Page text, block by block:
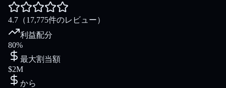
4.7 （17,775件のレビュー）
利益配分
80%
最大割当額
$2M
から